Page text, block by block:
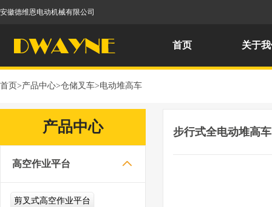
安徽德维恩电动机械有限公司
首页 关于
首页>产品中心>仓储叉车>电动堆高车
产品中心
高空作业平台 
剪叉式高空作业平台
步行式全电动堆高